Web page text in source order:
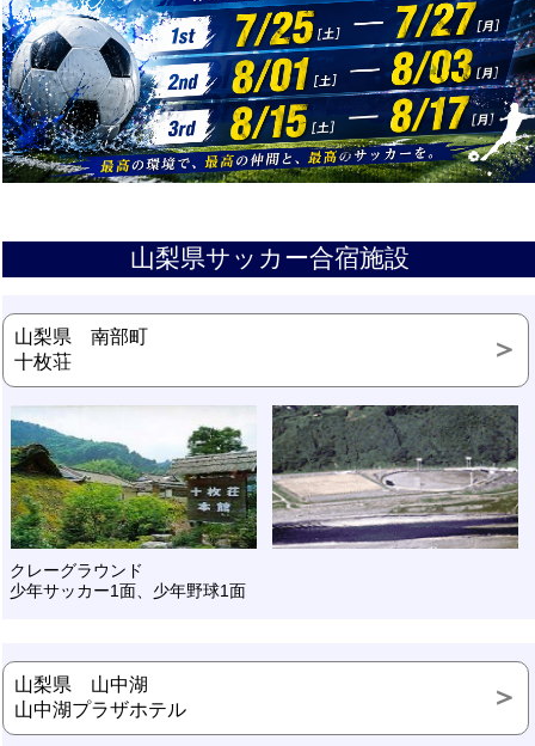
山梨県サッカー合宿施設
山梨県 南部町
十枚荘
クレーグラウンド
少年サッカー1面、少年野球1面
山梨県 山中湖
山中湖プラザホテル